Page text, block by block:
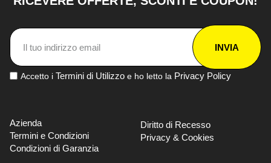
INVIA
Accetto i Termini di Utilizzo e ho letto la Privacy Policy
Azienda
Termini e Condizioni
Condizioni di Garanzia
Diritto di Recesso
Privacy & Cookies